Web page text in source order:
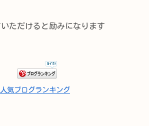
ただけると励みになります
人気ブログランキング